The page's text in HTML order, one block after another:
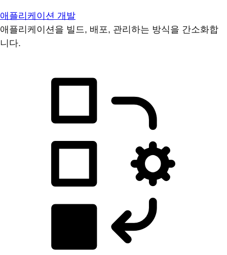
애플리케이션 개발
애플리케이션을 빌드, 배포, 관리하는 방식을 간소화합
니다.